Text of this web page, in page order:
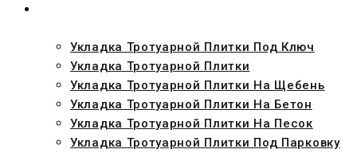
Укладка Тротуарной Плитки Под Ключ
Укладка Тротуарной Плитки
Укладка Тротуарной Плитки На Щебень
Укладка Тротуарной Плитки На Бетон
Укладка Тротуарной Плитки На Песок
Укладка Тротуарной Плитки Под Парковку